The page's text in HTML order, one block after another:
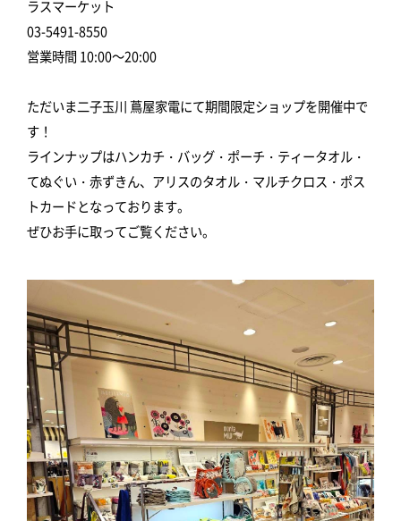
ラスマーケット
03-5491-8550
営業時間 10:00～20:00
ただいま二子玉川 蔦屋家電にて期間限定ショップを開催中で
す！
ラインナップはハンカチ・バッグ・ポーチ・ティータオル・
てぬぐい・赤ずきん、アリスのタオル・マルチクロス・ポス
トカードとなっております。
ぜひお手に取ってご覧ください。